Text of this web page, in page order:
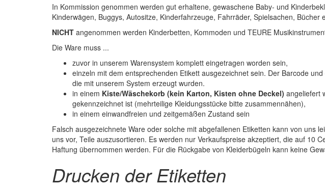
In Kommission genommen werden gut erhaltene, gewaschene Baby- und
Kinderwägen, Buggys, Autositze, Kinderfahrzeuge, Fahrräder, Spielsachen, Bücher
NICHT angenommen werden Kinderbetten, Kommoden und TEURE
Die Ware muss ...
zuvor in unserem Warensystem komplett eingetragen worden sein,
einzeln mit dem entsprechenden Etikett ausgezeichnet sein. Der Barcode
die mit unserem System erzeugt wurden.
in einem Kiste/Wäschekorb (kein Karton, Kisten ohne Deckel) angeliefert
gekennzeichnet ist (mehrteilige Kleidungsstücke bitte zusammennähen),
in einem einwandfreien und zeitgemäßen Zustand sein
Falsch ausgezeichnete Ware oder solche mit abgefallenen Etiketten kann von uns
uns vor, Teile auszusortieren. Es werden nur Verkaufspreise akzeptiert, die auf 10
Haftung übernommen werden. Für die Rückgabe von Kleiderbügeln kann keine
Drucken der Etiketten